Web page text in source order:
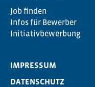
Job finden
Infos für Bewerber
Initiativbewerbung
IMPRESSUM
DATENSCHUTZ